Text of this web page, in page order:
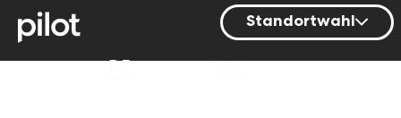
Standortwahl
Berlin